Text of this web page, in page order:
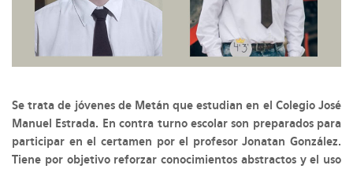
Se trata de jóvenes de Metán que estudian en el Colegio José
Manuel Estrada. En contra turno escolar son preparados para
participar en el certamen por el profesor Jonatan González.
Tiene por objetivo reforzar conocimientos abstractos y el uso